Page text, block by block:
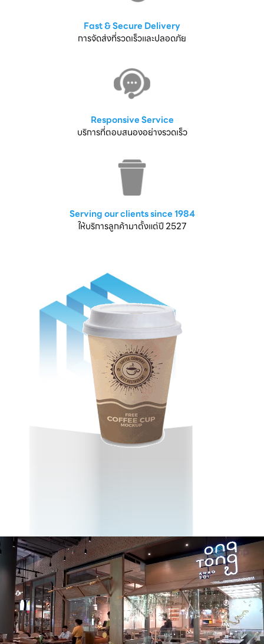
Fast & Secure Delivery
การจัดส่งที่รวดเร็วและปลอดภัย
Responsive Service
บริการที่ตอบสนองอย่างรวดเร็ว
Serving our clients since 1984
ให้บริการลูกค้ามาตั้งแต่ปี 2527